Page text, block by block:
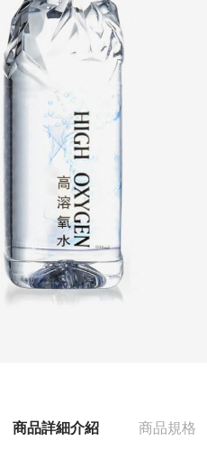
商品詳細介紹 商品規格